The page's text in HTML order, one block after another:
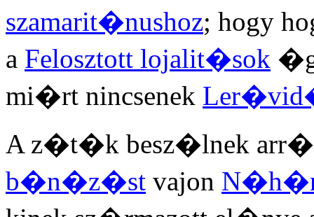
szamarit�nushoz; hogy
a Felosztott lojalit�sok
mi�rt nincsenek
A z�t�k besz�lnek
b�n�z�st vajon